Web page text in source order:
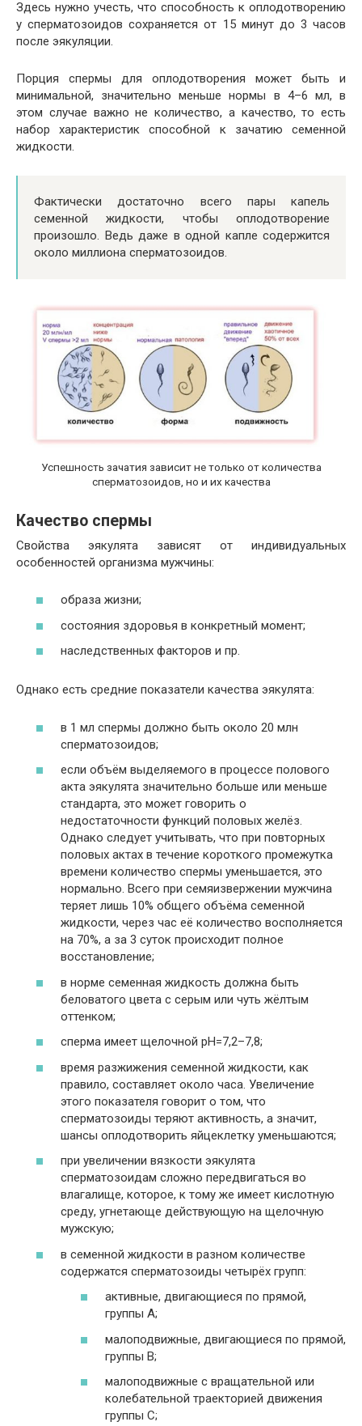
Здесь нужно учесть, что способность к оплодотворению
у сперматозоидов сохраняется от 15 минут до 3 часов
после эякуляции.
Порция спермы для оплодотворения может быть и
минимальной, значительно меньше нормы в 4–6 мл, в
этом случае важно не количество, а качество, то есть
набор характеристик способной к зачатию семенной
жидкости.
Фактически достаточно всего пары капель
семенной жидкости, чтобы оплодотворение
произошло. Ведь даже в одной капле содержится
около миллиона сперматозоидов.
Успешность зачатия зависит не только от количества
сперматозоидов, но и их качества
Качество спермы
Свойства эякулята зависят от индивидуальных
особенностей организма мужчины:
образа жизни;
состояния здоровья в конкретный момент;
наследственных факторов и пр.
Однако есть средние показатели качества эякулята:
в 1 мл спермы должно быть около 20 млн
сперматозоидов;
если объём выделяемого в процессе полового
акта эякулята значительно больше или меньше
стандарта, это может говорить о
недостаточности функций половых желёз.
Однако следует учитывать, что при повторных
половых актах в течение короткого промежутка
времени количество спермы уменьшается, это
нормально. Всего при семяизвержении мужчина
теряет лишь 10% общего объёма семенной
жидкости, через час её количество восполняется
на 70%, а за 3 суток происходит полное
восстановление;
в норме семенная жидкость должна быть
беловатого цвета с серым или чуть жёлтым
оттенком;
сперма имеет щелочной pH=7,2–7,8;
время разжижения семенной жидкости, как
правило, составляет около часа. Увеличение
этого показателя говорит о том, что
сперматозоиды теряют активность, а значит,
шансы оплодотворить яйцеклетку уменьшаются;
при увеличении вязкости эякулята
сперматозоидам сложно передвигаться во
влагалище, которое, к тому же имеет кислотную
среду, угнетающе действующую на щелочную
мужскую;
в семенной жидкости в разном количестве
содержатся сперматозоиды четырёх групп:
активные, двигающиеся по прямой,
группы А;
малоподвижные, двигающиеся по прямой,
группы В;
малоподвижные с вращательной или
колебательной траекторией движения
группы С;